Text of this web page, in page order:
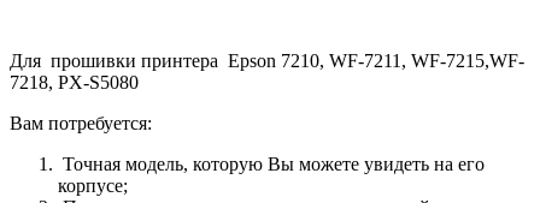
Для прошивки принтера Epson 7210, WF-7211, WF-7215,WF-
7218, PX-S5080
Вам потребуется:
Точная модель, которую Вы можете увидеть на его
корпусе;